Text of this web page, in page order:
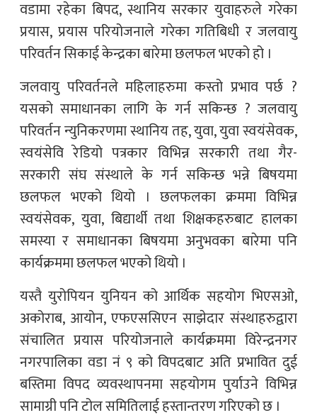
वडामा रहेका बिपद, स्थानिय सरकार युवाहरुले गरेका
प्रयास, प्रयास परियोजनाले गरेका गतिबिधी र जलवायु
परिवर्तन सिकाई केन्द्रका बारेमा छलफल भएको हो ।
जलवायु परिवर्तनले महिलाहरुमा कस्तो प्रभाव पर्छ ?
यसको समाधानका लागि के गर्न सकिन्छ ? जलवायु
परिवर्तन न्युनिकरणमा स्थानिय तह, युवा, युवा स्वयंसेवक,
स्वयंसेवि रेडियो पत्रकार विभिन्न सरकारी तथा गैर-
सरकारी संघ संस्थाले के गर्न सकिन्छ भन्ने बिषयमा
छलफल भएको थियो । छलफलका क्रममा विभिन्न
स्वयंसेवक, युवा, बिद्यार्थी तथा शिक्षकहरुबाट हालका
समस्या र समाधानका बिषयमा अनुभवका बारेमा पनि
कार्यक्रममा छलफल भएको थियो ।
यस्तै युरोपियन युनियन को आर्थिक सहयोग भिएसओ,
अकोराब, आयोन, एफएससिएन साझेदार संस्थाहरुद्वारा
संचालित प्रयास परियोजनाले कार्यक्रममा विरेन्द्रनगर
नगरपालिका वडा नं ९ को विपदबाट अति प्रभावित दुई
बस्तिमा विपद व्यवस्थापनमा सहयोगम पुर्याउने विभिन्न
सामाग्री पनि टोल समितिलाई हस्तान्तरण गरिएको छ ।